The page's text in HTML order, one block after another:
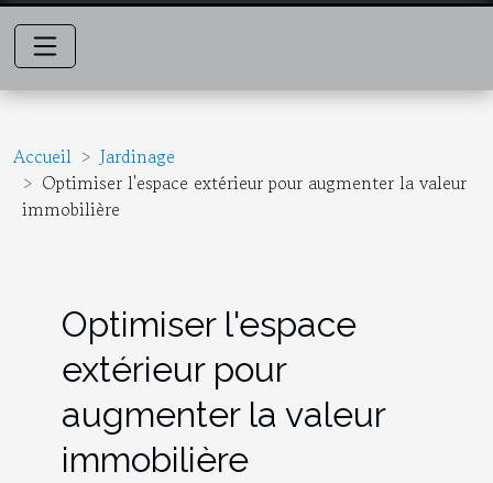
Accueil
Jardinage
Optimiser l'espace extérieur pour augmenter la valeur
immobilière
Optimiser l'espace
extérieur pour
augmenter la valeur
immobilière